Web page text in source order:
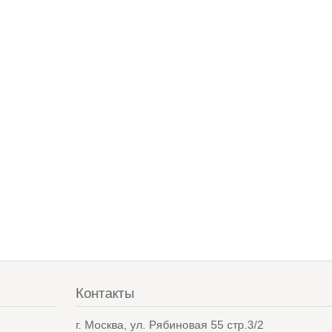
Контакты
г. Москва, ул. Рябиновая 55 стр.3/2